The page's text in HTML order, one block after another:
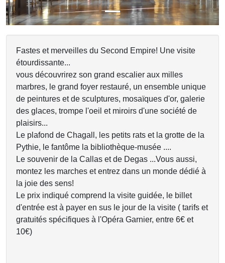
Fastes et merveilles du Second Empire! Une visite
étourdissante...
vous découvrirez son grand escalier aux milles
marbres, le grand foyer restauré, un ensemble unique
de peintures et de sculptures, mosaïques d'or, galerie
des glaces, trompe l'oeil et miroirs d'une société de
plaisirs...
Le plafond de Chagall, les petits rats et la grotte de la
Pythie, le fantôme la bibliothèque-musée ....
Le souvenir de la Callas et de Degas ...Vous aussi,
montez les marches et entrez dans un monde dédié à
la joie des sens!
Le prix indiqué comprend la visite guidée, le billet
d'entrée est à payer en sus le jour de la visite ( tarifs et
gratuités spécifiques à l'Opéra Garnier, entre 6€ et
10€)